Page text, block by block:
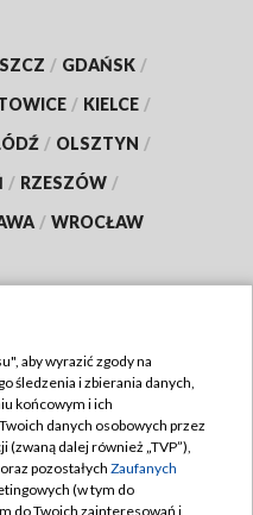
/ GDAŃSK /
/ KIELCE /
/ OLSZTYN /
/ RZESZÓW /
/ WROCŁAW
TVP
aby wyrazić zgody na
śledzenia i zbierania danych,
końcowym i ich
danych osobowych przez
(zwaną dalej również „TVP”),
oraz pozostałych Zaufanych
(w tym do
do Twoich zainteresowań i